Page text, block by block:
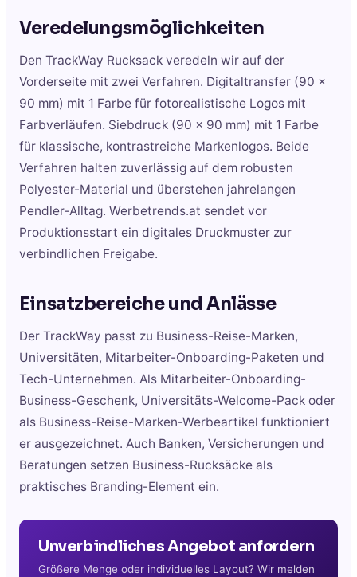
Veredelungsmöglichkeiten
Den TrackWay Rucksack veredeln wir auf der
Vorderseite mit zwei Verfahren. Digitaltransfer (90 x
90 mm) mit 1 Farbe für fotorealistische Logos mit
Farbverläufen. Siebdruck (90 x 90 mm) mit 1 Farbe
für klassische, kontrastreiche Markenlogos. Beide
Verfahren halten zuverlässig auf dem robusten
Polyester-Material und überstehen jahrelangen
Pendler-Alltag. Werbetrends.at sendet vor
Produktionsstart ein digitales Druckmuster zur
verbindlichen Freigabe.
Einsatzbereiche und Anlässe
Der TrackWay passt zu Business-Reise-Marken,
Universitäten, Mitarbeiter-Onboarding-Paketen und
Tech-Unternehmen. Als Mitarbeiter-Onboarding-
Business-Geschenk, Universitäts-Welcome-Pack oder
als Business-Reise-Marken-Werbeartikel funktioniert
er ausgezeichnet. Auch Banken, Versicherungen und
Beratungen setzen Business-Rucksäcke als
praktisches Branding-Element ein.
Unverbindliches Angebot anfordern
Größere Menge oder individuelles Layout? Wir melden